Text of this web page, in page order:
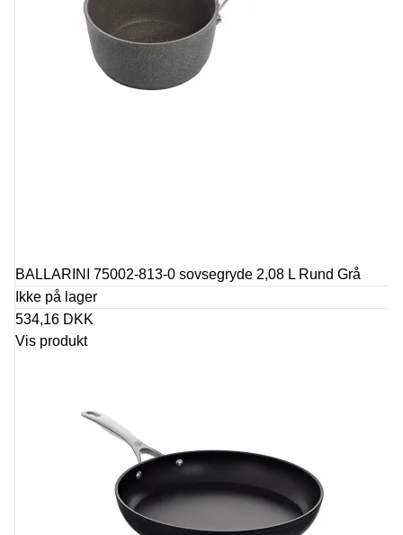
BALLARINI 75002-813-0 sovsegryde 2,08 L Rund Grå
Ikke på lager
534,16 DKK
Vis produkt